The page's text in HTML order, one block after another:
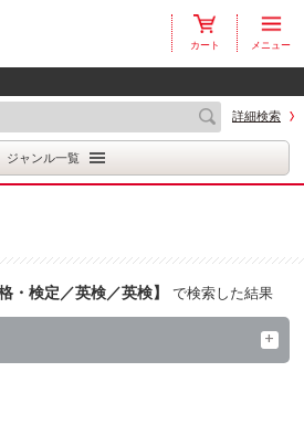
カート メニュー
詳細検索
ジャンル一覧
・検定／英検／英検】 で検索した結果